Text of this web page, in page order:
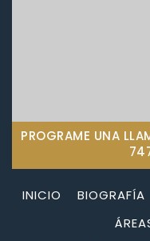
PROGRAME UNA
INICIO BIOGRAFÍA